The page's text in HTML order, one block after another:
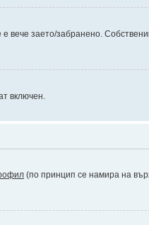
заето/забранено.
включен.
(по принцип се намира на